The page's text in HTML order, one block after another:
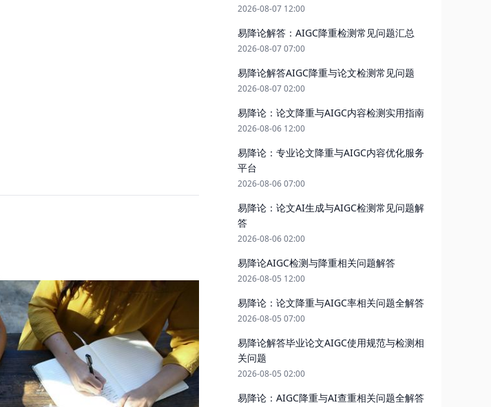
2026-08-07 12:00
易降论解答：AIGC降重检测常见问题汇总
2026-08-07 07:00
易降论解答AIGC降重与论文检测常见问题
2026-08-07 02:00
易降论：论文降重与AIGC内容检测实用指南
2026-08-06 12:00
易降论：专业论文降重与AIGC内容优化服务
平台
2026-08-06 07:00
易降论：论文AI生成与AIGC检测常见问题解
答
2026-08-06 02:00
易降论AIGC检测与降重相关问题解答
2026-08-05 12:00
易降论：论文降重与AIGC率相关问题全解答
2026-08-05 07:00
易降论解答毕业论文AIGC使用规范与检测相
关问题
2026-08-05 02:00
易降论：AIGC降重与AI查重相关问题全解答